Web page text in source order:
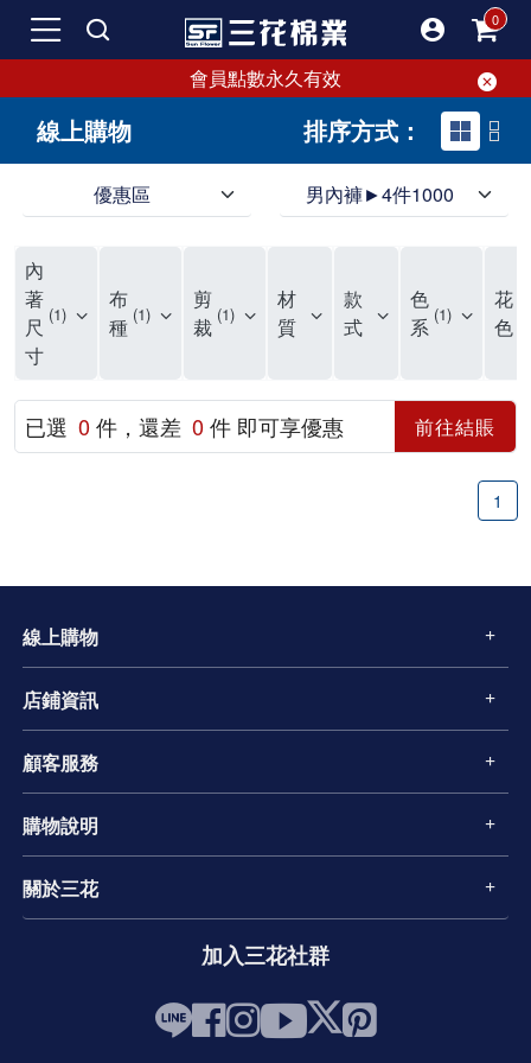
會員點數永久有效
線上購物 排序方式：
優惠區 男內褲►4件1000
三花男內褲提供最平實好搭的男內褲選擇。採用高品質原料製成，三花男內褲擁有絕佳彈性與透氣度，怎麼穿都舒適不用擔心造成肌膚困擾，立體剪裁全面大升級，滿意度百分百。
三花男內褲是男生首選品牌，適合休閒與運動。彈性好，人體工學剪裁，立體效果佳，舒適感大提升，魅力指數破表！
市佔率高達50年！三花專注設計，提升舒適與耐用，針對亞洲男性剪裁，大動作不卡襠。
三花男內褲採用優質棉料製成，褲身擁有超過千個散熱孔，吸汗透氣，柔順舒適，解決一般男內褲的悶熱問題。針對亞洲男性體型的立體剪裁設計，告別卡襠煩惱，自如大動作。三花男內褲市佔率高，專注製造與開發超過50年，提升舒適度與耐用性，深受網友推崇。五片式剪裁設計，適合各種身形及風格，給予肌膚前所未有的透氣舒適體驗。
【心情閒聊】男內褲的一些小心得?! 身為一名廣告代理商的社群小編，每次接到新客戶都需做好充足的產業功課，以免在撰寫廣告時顯得膚淺。美妝和流行服飾的客戶總讓我感到一點小確幸，因為可以搶先試用到新產品，或請客戶幫忙以員工價購買商品，讓人有中獎的小喜悅。 這次的客戶卻是-男內褲! 男內褲! 男內褲! 由於是第一次接觸這類產品，所以特地重複三次來表達內心的震驚。因為獨處時間較長，對於男內褲的研究多少有些害羞。因而硬著頭皮買了好幾件男內褲進行研究。 家裡沒有兄弟，也沒有可以直接聊男內褲的男性朋友，自己去買男內褲真的需要一些勇氣。我感謝現在的高科技網購，讓我不用親自到店面盯著男內褲看，也能輕鬆購買到不同種類的男內褲，真是感恩網路! 在Google搜尋 ""男內褲""，瞬間出現許多品牌，男內褲的世界真是博大精深呢。我開始扮演男內褲研究生，對男內褲進行分類：從長短、高低中腰到情趣男內褲，各式各樣應有盡有。好險此次的客戶是比較中規中矩的，情趣類的男內褲不在研究範圍，不然一直盯著穿內褲的模特兒看也太難為情了。 男內褲的設計功能其實不亞於女生內衣。由於男生身體結構的關係，需要更細心的設計。市面上較大的品牌有老牌的三花、三槍、宜而爽等，還有大手筆請代言人的CK、PLAYBOY等品牌。要選男內褲，實在需要下些功夫。 我將男內褲分為兩個面向：花色和功能設計。選擇男內褲的花色非常重要，因為能看出個人的品味和對內外搭配的重視程度。宅男們穿著50歲阿伯的花色內褲，或是穿白褲子搭配大黑色內褲，都是不OK的搭配。 功能設計則是對重要部位的保?。為了確保舒適性，有的內褲設計了開襟方便上廁所，有的設計了專屬囊袋固定，更有五片立體剪裁，或者強調視覺效果的內褲。這些設計不僅滿足基本的生理需求，更進階到心靈上的滿足。 以往從未想過要認真研究男內褲，直到這次工作的契機才真正了解男內褲的繁複。男內褲花色多樣，研究起來花費了不少時間。與男內褲客戶窗口交流，我這個女專案可能會有一段尷尬期，希望自己討論時不會笑場。雖然我無法真正體驗男內褲的全部功能，但透過揣測和客戶專業的回答，依然探詢到了許多有趣的現象。 某些網友反應某些國外品牌的男內褲不好穿，可能因為這些品牌是按照西方身材比例製造，不太適合台灣男性。同樣的現象也出現在女性內衣上，所以選擇適合自己的內褲才是最重要的。 以上只是我的心情抒發，沒有針對任何一家男內褲品牌，歡迎更多對男內褲有興趣的朋友加入研究行列！"
內
著
尺
寸
1
布
種 1
剪
裁 1
材
質
款
式
色
系 1
花
色
已選 0件，還差 0件 即可享優惠 前往結賬
1
線上購物
店鋪資訊
顧客服務
購物說明
關於三花
加入三花社群